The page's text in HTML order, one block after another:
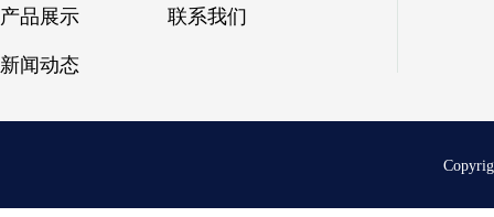
产品展示
新闻动态
联系我们